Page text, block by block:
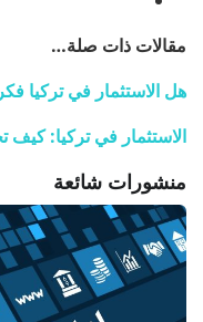
مقالات ذات صلة…
هل الاستثمار في تركيا
الاستثمار في تركيا: كيف
منشورات شائعة